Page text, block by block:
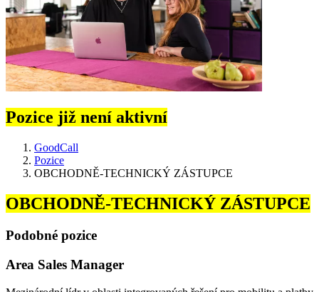
Pozice již není aktivní
GoodCall
Pozice
OBCHODNĚ-TECHNICKÝ ZÁSTUPCE
OBCHODNĚ-TECHNICKÝ ZÁSTUPCE
Podobné pozice
Area Sales Manager